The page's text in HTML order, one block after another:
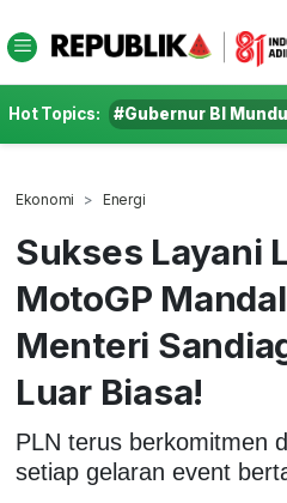
Hot Topics: #Gubernur BI
Ekonomi Energi
Sukses Layani
MotoGP
Menteri
Luar Biasa!
PLN terus berkomitmen
setiap gelaran event